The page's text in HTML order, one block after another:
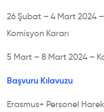
26 Şubat – 4 Mart 2024
Komisyon Kararı
5 Mart – 8 Mart 2024 –
Başvuru Kılavuzu
Erasmus+ Personel